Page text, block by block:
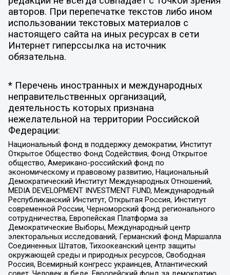
авторов. При перепечатке текстов либо ином
использовании текстовых материалов с
настоящего сайта на иных ресурсах в сети
Интернет гиперссылка на источник
обязательна.
* Перечень иностранных и международных
неправительственных организаций,
деятельность которых признана
нежелательной на территории Российской
Федерации:
Национальный фонд в поддержку демократии, Институт
Открытое Общество Фонд Содействия, Фонд Открытое
общество, Американо-российский фонд по
экономическому и правовому развитию, Национальный
Демократический Институт Международных Отношений,
MEDIA DEVELOPMENT INVESTMENT FUND, Международный
Республиканский Институт, Открытая Россия, Институт
современной России, Черноморский фонд регионального
сотрудничества, Европейская Платформа за
Демократические Выборы, Международный центр
электоральных исследований, Германский фонд Маршалла
Соединенных Штатов, Тихоокеанский центр защиты
окружающей среды и природных ресурсов, Свободная
Россия, Всемирный конгресс украинцев, Атлантический